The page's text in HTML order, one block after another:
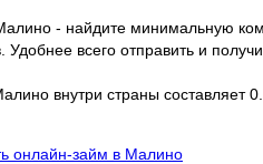
- найдите минимальную
всего отправить и
внутри страны составляет
онлайн-займ в Малино